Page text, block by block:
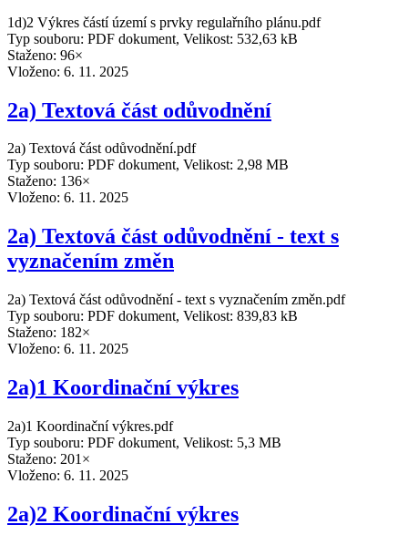
1d)2 Výkres částí území s prvky regulařního plánu.pdf
Typ souboru: PDF dokument, Velikost: 532,63 kB
Staženo: 96×
Vloženo: 6. 11. 2025
2a) Textová část odůvodnění
2a) Textová část odůvodnění.pdf
Typ souboru: PDF dokument, Velikost: 2,98 MB
Staženo: 136×
Vloženo: 6. 11. 2025
2a) Textová část odůvodnění - text s
vyznačením změn
2a) Textová část odůvodnění - text s vyznačením změn.pdf
Typ souboru: PDF dokument, Velikost: 839,83 kB
Staženo: 182×
Vloženo: 6. 11. 2025
2a)1 Koordinační výkres
2a)1 Koordinační výkres.pdf
Typ souboru: PDF dokument, Velikost: 5,3 MB
Staženo: 201×
Vloženo: 6. 11. 2025
2a)2 Koordinační výkres